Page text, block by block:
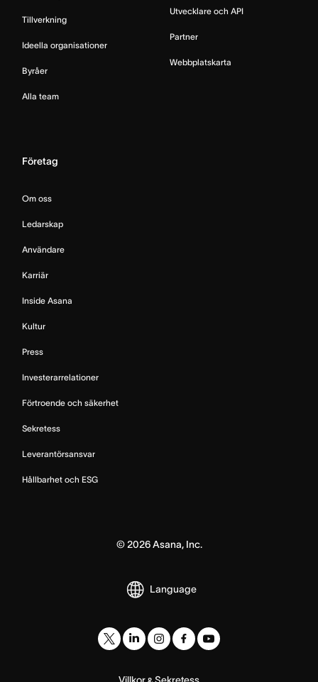
Tillverkning
Ideella organisationer
Byråer
Alla team
Utvecklare och API
Partner
Webbplatskarta
Företag
Om oss
Ledarskap
Användare
Karriär
Inside Asana
Kultur
Press
Investerarrelationer
Förtroende och säkerhet
Sekretess
Leverantörsansvar
Hållbarhet och ESG
©2026Asana, Inc.
Language